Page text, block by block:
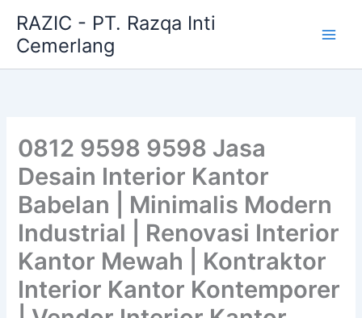
content
RAZIC - PT. Razqa Inti
Cemerlang
0812 9598 9598 Jasa
Desain Interior Kantor
Babelan | Minimalis Modern
Industrial | Renovasi Interior
Kantor Mewah | Kontraktor
Interior Kantor Kontemporer